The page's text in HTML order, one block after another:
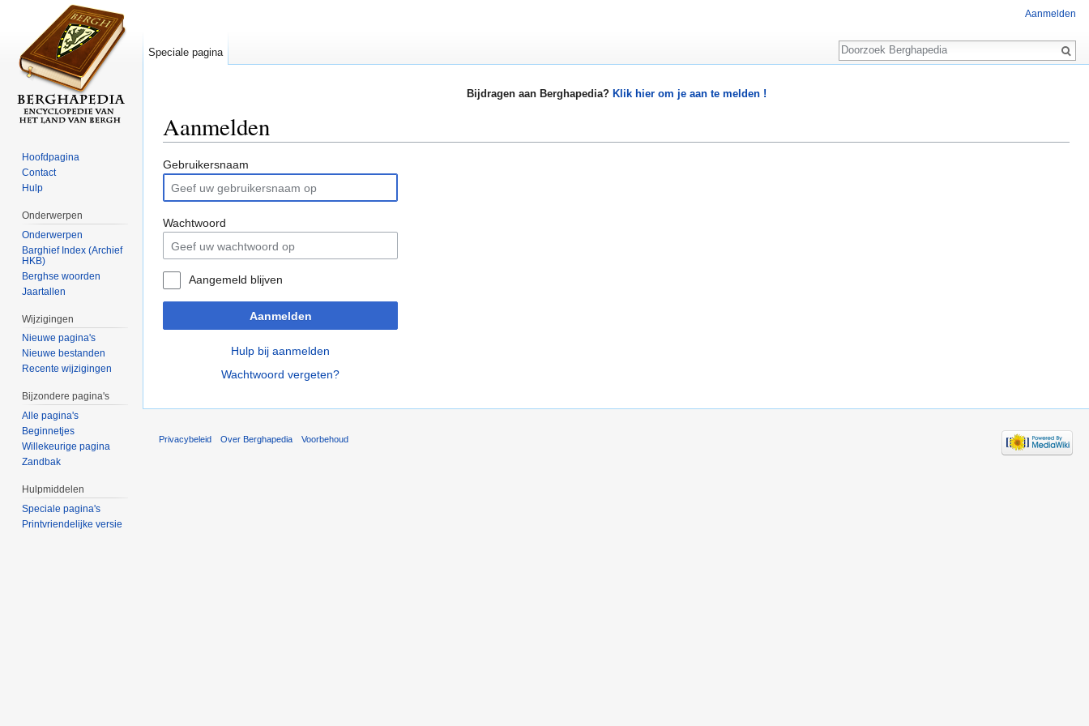
Bijdragen aan Berghapedia? Klik hier om je aan te melden !
Aanmelden
Gebruikersnaam
Wachtwoord
Aangemeld blijven
Aanmelden
Hulp bij aanmelden
Wachtwoord vergeten?
Aanmelden
Speciale pagina
Zoeken
Hoofdpagina
Contact
Hulp
Onderwerpen
Onderwerpen
Barghief Index (Archief
HKB)
Berghse woorden
Jaartallen
Wijzigingen
Nieuwe pagina's
Nieuwe bestanden
Recente wijzigingen
Bijzondere pagina's
Alle pagina's
Beginnetjes
Willekeurige pagina
Zandbak
Hulpmiddelen
Speciale pagina's
Printvriendelijke versie
Privacybeleid Over Berghapedia Voorbehoud